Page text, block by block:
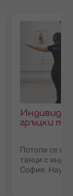
гръцки
Потопи се в
танци с
София. Научи